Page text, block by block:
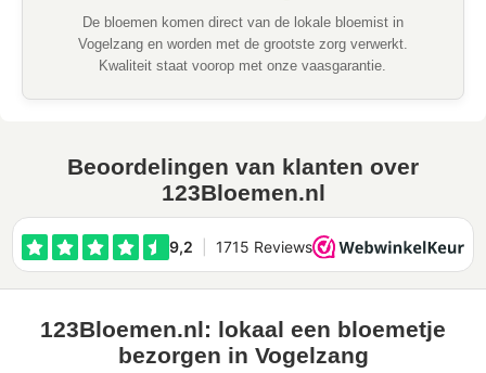
De bloemen komen direct van de lokale bloemist in
Vogelzang en worden met de grootste zorg verwerkt.
Kwaliteit staat voorop met onze vaasgarantie.
Beoordelingen van klanten over
123Bloemen.nl
123Bloemen.nl: lokaal een bloemetje
bezorgen in Vogelzang